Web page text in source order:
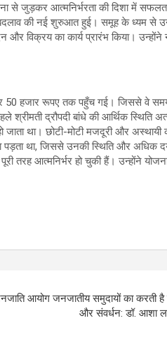
से जुड़कर आत्मनिर्भरता की दिशा में
बदलाव की नई शुरुआत हुई। समूह के ध्यम से
और विक्रय का कार्य प्रारंभ किया।
50 हजार रूपए तक पहुँच गई। जिससे वे
श्रीमती द्रौपदी बांधे की आर्थिक स्थिति
था। छोटी-मोटी मजदूरी और अस्थायी
पड़ता था, जिससे उनकी स्थिति और अधिक
तरह आत्मनिर्भर हो चुकी हैं। उन्होंने
आयोग जनजातीय समुदायों का करती है
और संवर्धन: डॉ. आशा